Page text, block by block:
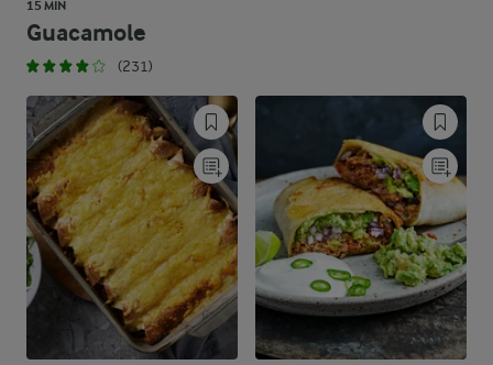
15 MIN
Guacamole
(231)